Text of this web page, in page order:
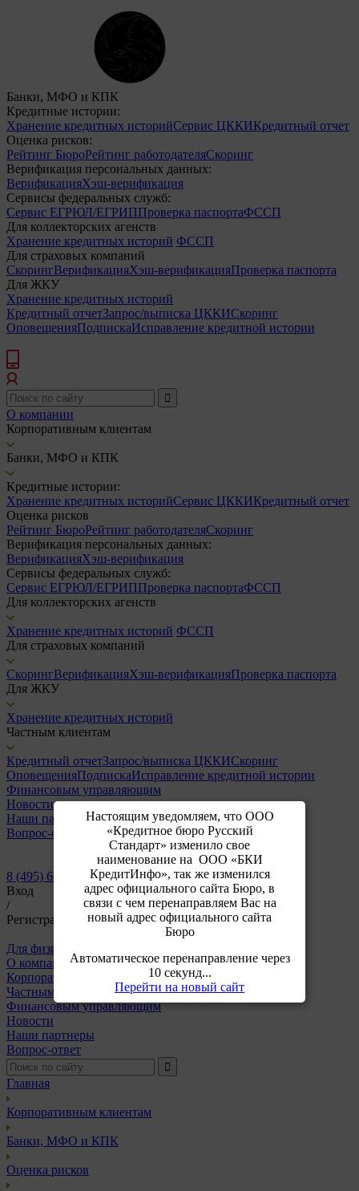
Настоящим уведомляем, что ООО
«Кредитное бюро Русский
Стандарт» изменило свое
наименование на ООО «БКИ
КредитИнфо», так же изменился
адрес официального сайта Бюро, в
связи с чем перенаправляем Вас на
новый адрес официального сайта
Бюро
Автоматическое перенаправление через
10 секунд...
Перейти на новый сайт
Банки, МФО и КПК
Кредитные истории:
Хранение кредитных историйСервис ЦККИКредитный отчет
Оценка рисков:
Рейтинг БюроРейтинг работодателяСкоринг
Верификация персональных данных:
ВерификацияХэш-верификация
Сервисы федеральных служб:
Сервис ЕГРЮЛ/ЕГРИППроверка паспортаФССП
Для коллекторских агенств
Хранение кредитных историй ФССП
Для страховых компаний
СкорингВерификацияХэш-верификацияПроверка паспорта
Для ЖКУ
Хранение кредитных историй
Кредитный отчетЗапрос/выписка ЦККИСкоринг
ОповещенияПодпискаИсправление кредитной истории
О компании
Корпоративным клиентам
Банки, МФО и КПК
Кредитные истории:
Хранение кредитных историйСервис ЦККИКредитный отчет
Оценка рисков
Рейтинг БюроРейтинг работодателяСкоринг
Верификация персональных данных:
ВерификацияХэш-верификация
Сервисы федеральных служб:
Сервис ЕГРЮЛ/ЕГРИППроверка паспортаФССП
Для коллекторских агенств
Хранение кредитных историй ФССП
Для страховых компаний
СкорингВерификацияХэш-верификацияПроверка паспорта
Для ЖКУ
Хранение кредитных историй
Частным клиентам
Кредитный отчетЗапрос/выписка ЦККИСкоринг
ОповещенияПодпискаИсправление кредитной истории
Финансовым управляющим
Новости
Наши партнеры
Вопрос-ответ
8 (495) 609-64-24
Вход
/
Регистрация
Для физических лиц
О компании
Корпоративным клиентам
Частным клиентам
Финансовым управляющим
Новости
Наши партнеры
Вопрос-ответ
Главная
Корпоративным клиентам
Банки, МФО и КПК
Оценка рисков